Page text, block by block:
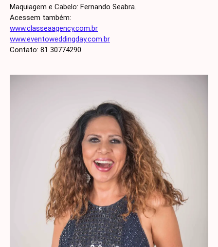
Maquiagem e Cabelo: Fernando Seabra.
Acessem também:
www.classeaagency.com.br
www.eventoweddingday.com.br
Contato: 81 30774290.